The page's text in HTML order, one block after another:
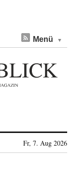
Menü
Fr, 7. Aug 2026